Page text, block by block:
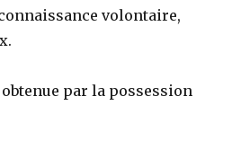
volontaire,
par la possession